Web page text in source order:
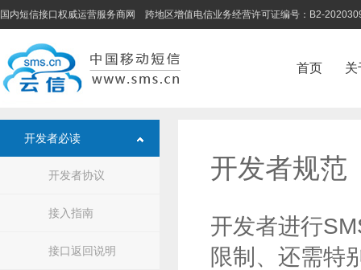
国内短信接口权威运营服务商网 跨地区增值电信业务经营许可证编号：B2-
首页 关
开发者必读
开发者协议
接入指南
接口返回说明
开发者规范
开发者进行
限制、还需特